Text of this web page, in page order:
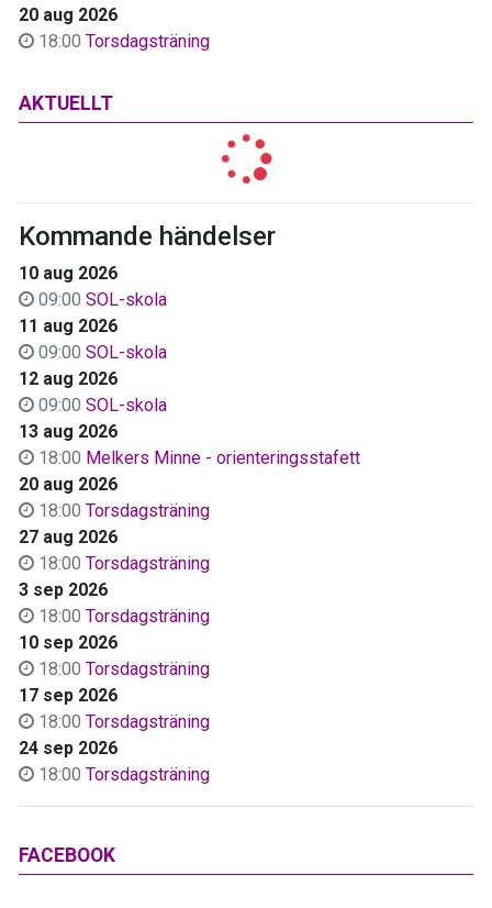
20 aug 2026
18:00 Torsdagsträning
AKTUELLT
Kommande händelser
10 aug 2026
09:00 SOL-skola
11 aug 2026
09:00 SOL-skola
12 aug 2026
09:00 SOL-skola
13 aug 2026
18:00 Melkers Minne - orienteringsstafett
20 aug 2026
18:00 Torsdagsträning
27 aug 2026
18:00 Torsdagsträning
3 sep 2026
18:00 Torsdagsträning
10 sep 2026
18:00 Torsdagsträning
17 sep 2026
18:00 Torsdagsträning
24 sep 2026
18:00 Torsdagsträning
FACEBOOK